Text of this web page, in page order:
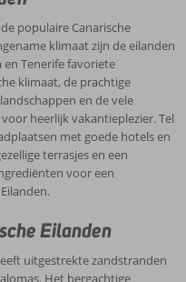
populaire Canarische
klimaat zijn de eilanden
en Tenerife favoriete
klimaat, de prachtige
en de vele
heerlijk vakantieplezier. Tel
met goede hotels en
terrasjes en een
voor een
Eilanden
uitgestrekte zandstranden
Het bergachtige